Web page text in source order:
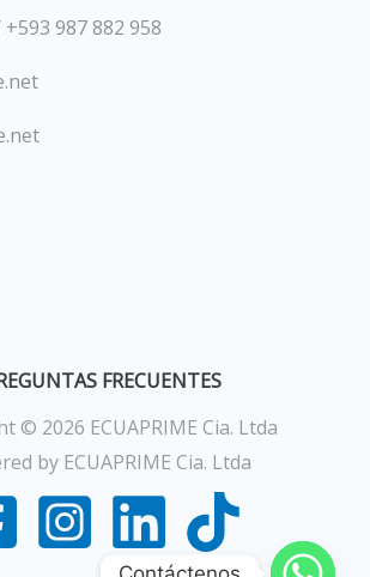
987 882 958
FRECUENTES
© 2026 ECUAPRIME Cia. Ltda
by ECUAPRIME Cia. Ltda